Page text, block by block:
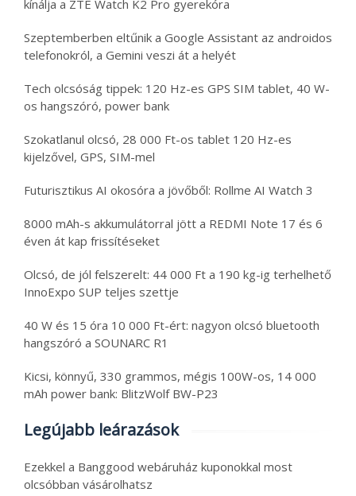
kínálja a ZTE Watch K2 Pro gyerekóra
Szeptemberben eltűnik a Google Assistant az androidos
telefonokról, a Gemini veszi át a helyét
Tech olcsóság tippek: 120 Hz-es GPS SIM tablet, 40 W-
os hangszóró, power bank
Szokatlanul olcsó, 28 000 Ft-os tablet 120 Hz-es
kijelzővel, GPS, SIM-mel
Futurisztikus AI okosóra a jövőből: Rollme AI Watch 3
8000 mAh-s akkumulátorral jött a REDMI Note 17 és 6
éven át kap frissítéseket
Olcsó, de jól felszerelt: 44 000 Ft a 190 kg-ig terhelhető
InnoExpo SUP teljes szettje
40 W és 15 óra 10 000 Ft-ért: nagyon olcsó bluetooth
hangszóró a SOUNARC R1
Kicsi, könnyű, 330 grammos, mégis 100W-os, 14 000
mAh power bank: BlitzWolf BW-P23
Legújabb leárazások
Ezekkel a Banggood webáruház kuponokkal most
olcsóbban vásárolhatsz